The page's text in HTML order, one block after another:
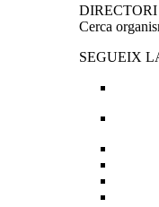
Cerca
SEGUEIX